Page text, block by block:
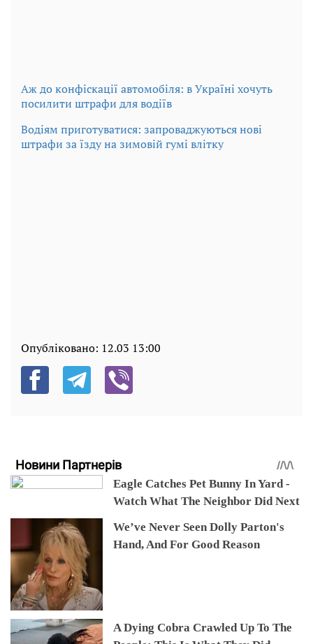
Аж до конфіскації автомобіля: в Україні хочуть
посилити штрафи для водіїв
Водіям приготуватися: запроваджуються нові
штрафи за їзду на зимовій гумі влітку
Опубліковано: 12.03 13:00